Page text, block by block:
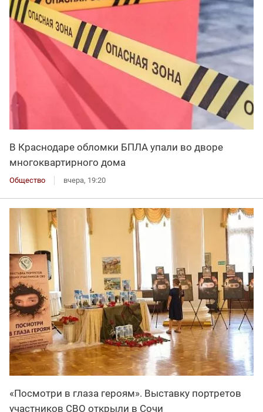
В Краснодаре обломки БПЛА упали во дворе
многоквартирного дома
Общество вчера, 19:20
«Посмотри в глаза героям». Выставку портретов
участников СВО открыли в Сочи